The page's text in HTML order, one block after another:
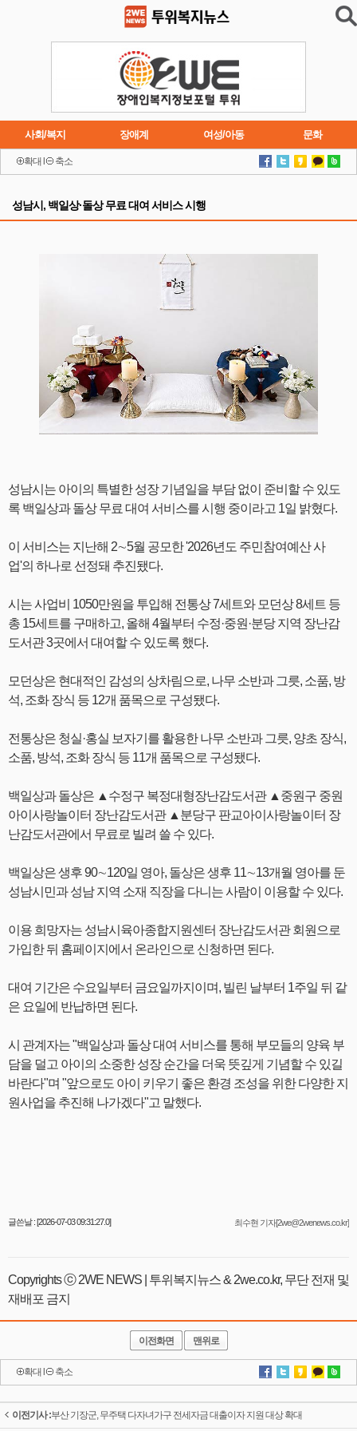
사회/복지 장애계 여성/아동 문화
이슈 연재소설
확대 축소
성남시, 백일상·돌상 무료 대여 서비스 시행
성남시는 아이의 특별한 성장 기념일을 부담 없이 준비할 수 있도
록 백일상과 돌상 무료 대여 서비스를 시행 중이라고 1일 밝혔다.
이 서비스는 지난해 2∼5월 공모한 '2026년도 주민참여예산 사
업'의 하나로 선정돼 추진됐다.
시는 사업비 1050만원을 투입해 전통상 7세트와 모던상 8세트 등
총 15세트를 구매하고, 올해 4월부터 수정·중원·분당 지역 장난감
도서관 3곳에서 대여할 수 있도록 했다.
모던상은 현대적인 감성의 상차림으로, 나무 소반과 그릇, 소품, 방
석, 조화 장식 등 12개 품목으로 구성됐다.
전통상은 청실·홍실 보자기를 활용한 나무 소반과 그릇, 양초 장식,
소품, 방석, 조화 장식 등 11개 품목으로 구성됐다.
백일상과 돌상은 ▲수정구 복정대형장난감도서관 ▲중원구 중원
아이사랑놀이터 장난감도서관 ▲분당구 판교아이사랑놀이터 장
난감도서관에서 무료로 빌려 쓸 수 있다.
백일상은 생후 90∼120일 영아, 돌상은 생후 11∼13개월 영아를 둔
성남시민과 성남 지역 소재 직장을 다니는 사람이 이용할 수 있다.
이용 희망자는 성남시육아종합지원센터 장난감도서관 회원으로
가입한 뒤 홈페이지에서 온라인으로 신청하면 된다.
대여 기간은 수요일부터 금요일까지이며, 빌린 날부터 1주일 뒤 같
은 요일에 반납하면 된다.
시 관계자는 "백일상과 돌상 대여 서비스를 통해 부모들의 양육 부
담을 덜고 아이의 소중한 성장 순간을 더욱 뜻깊게 기념할 수 있길
바란다"며 "앞으로도 아이 키우기 좋은 환경 조성을 위한 다양한 지
원사업을 추진해 나가겠다"고 말했다.
글쓴날 : [2026-07-03 09:31:27.0] 최수현 기자[2we@2wenews.co.kr]
Copyrights ⓒ 2WE NEWS | 투위복지뉴스 & 2we.co.kr, 무단 전재 및
재배포 금지
이전화면 맨위로
확대 축소
이전기사 :부산 기장군, 무주택 다자녀가구 전세자금 대출이자 지원 대상 확대